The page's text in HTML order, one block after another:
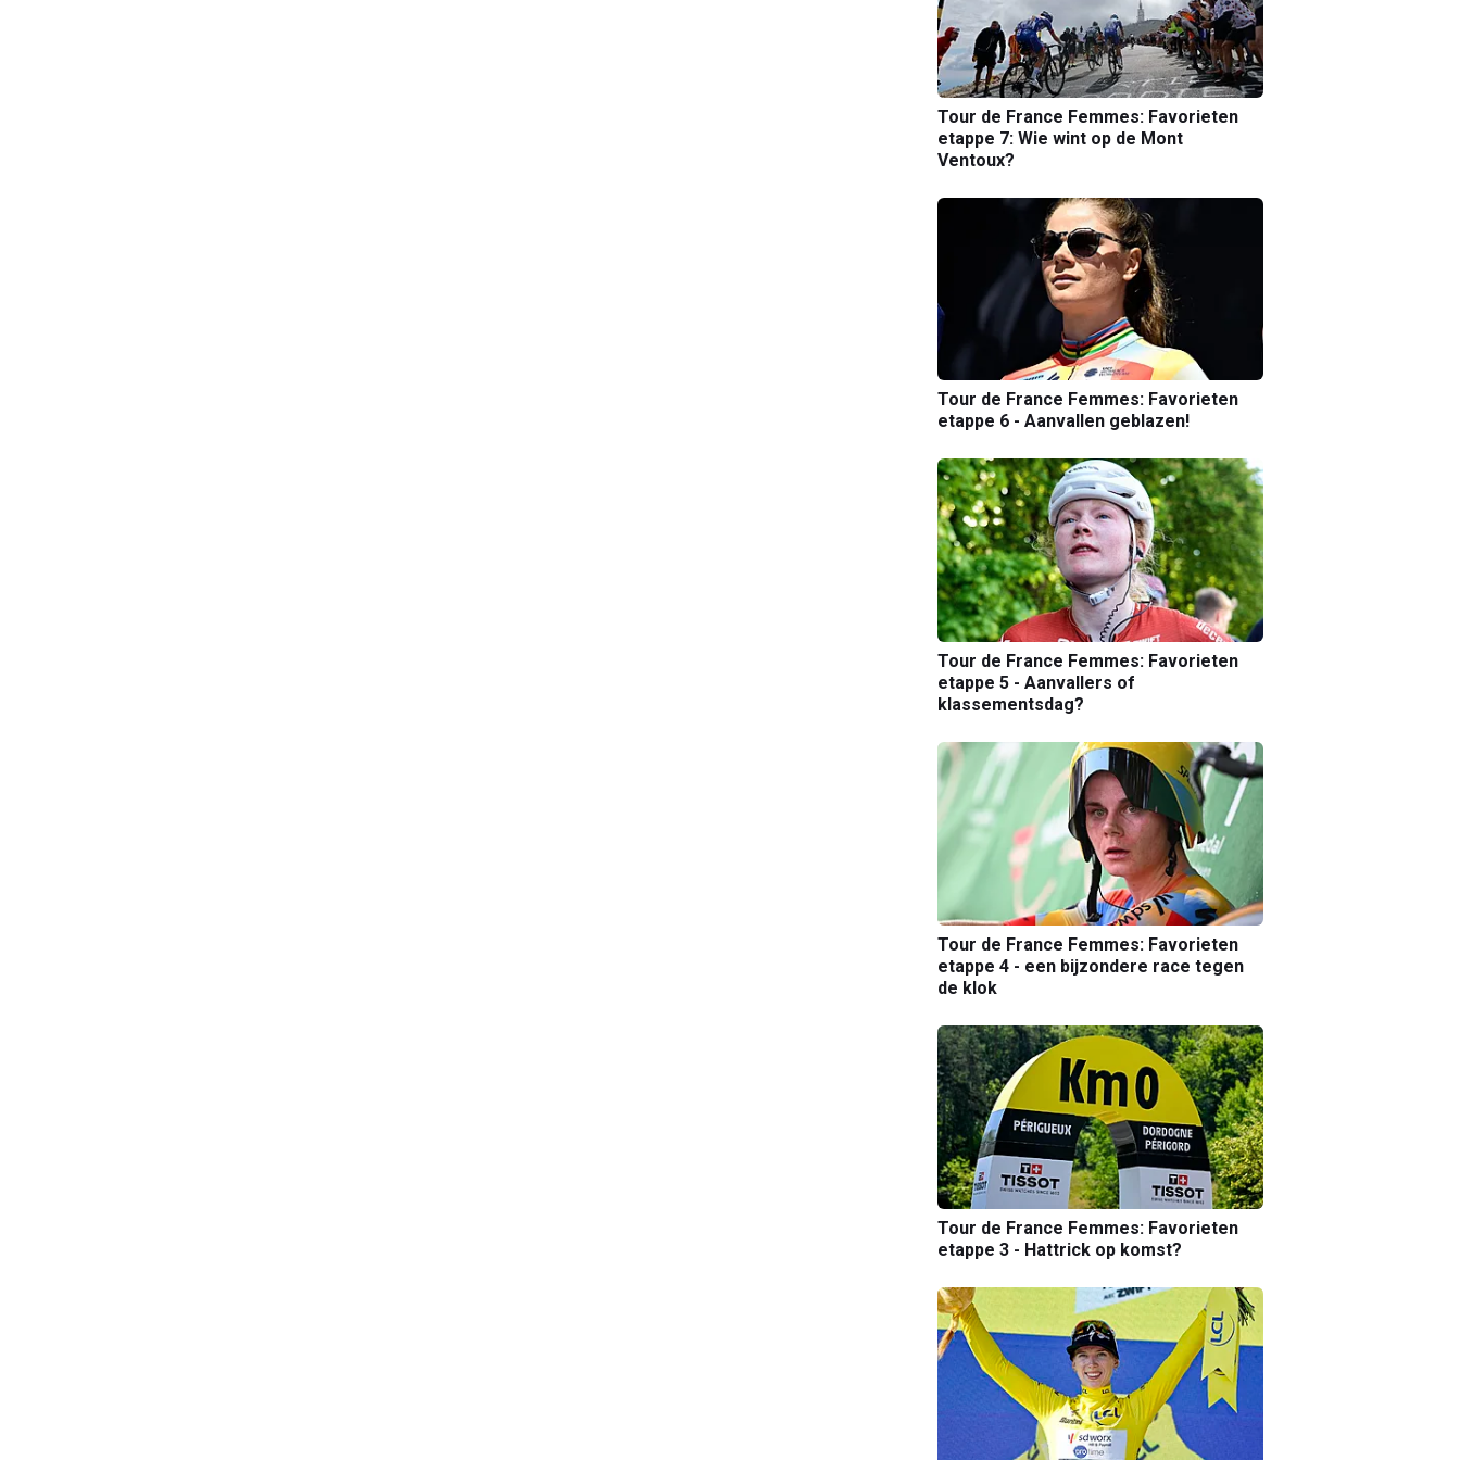
Tour de France Femmes: Favorieten
etappe 7: Wie wint op de Mont
Ventoux?
Tour de France Femmes: Favorieten
etappe 6 - Aanvallen geblazen!
Tour de France Femmes: Favorieten
etappe 5 - Aanvallers of
klassementsdag?
Tour de France Femmes: Favorieten
etappe 4 - een bijzondere race tegen
de klok
Tour de France Femmes: Favorieten
etappe 3 - Hattrick op komst?